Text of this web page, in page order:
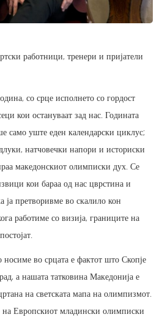
работници, тренери и пријатели
со срце исполнето со гордост
кои остануваат зад нас. Годината
само уште еден календарски циклус;
натчовечки напори и историски
македонскиот олимписки дух. Се
кои бараа од нас цврстина и
ја претворивме во скалило кон
работиме со визија, границите на
во срцата е фактот што Скопје
а нашата татковина Македонија е
на светската мапа на олимпизмот.
Европскиот младински олимписки